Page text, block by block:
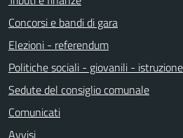
Concorsi e bandi di gara
Elezioni - referendum
Politiche sociali - giovanili - istruzione
Sedute del consiglio comunale
Comunicati
Avvisi